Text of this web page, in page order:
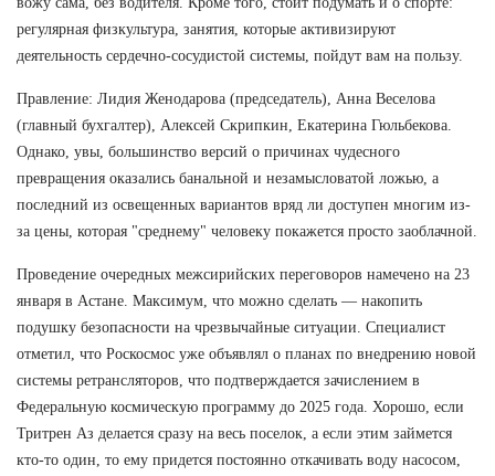
регулярная физкультура, занятия, которые активизируют
деятельность сердечно-сосудистой системы, пойдут вам на пользу.
Правление: Лидия Женодарова (председатель), Анна Веселова
(главный бухгалтер), Алексей Скрипкин, Екатерина Гюльбекова.
Однако, увы, большинство версий о причинах чудесного
превращения оказались банальной и незамысловатой ложью, а
последний из освещенных вариантов вряд ли доступен многим из-
за цены, которая "среднему" человеку покажется просто заоблачной.
Проведение очередных межсирийских переговоров намечено на 23
января в Астане. Максимум, что можно сделать — накопить
подушку безопасности на чрезвычайные ситуации. Специалист
отметил, что Роскосмос уже объявлял о планах по внедрению новой
системы ретрансляторов, что подтверждается зачислением в
Федеральную космическую программу до 2025 года. Хорошо, если
Тритрен Аз делается сразу на весь поселок, а если этим займется
кто-то один, то ему придется постоянно откачивать воду насосом,